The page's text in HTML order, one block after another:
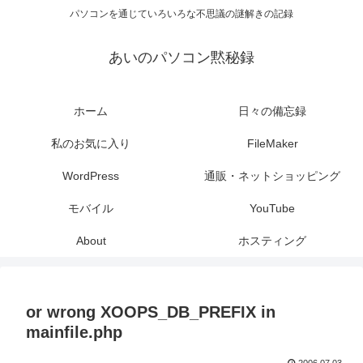
パソコンを通じていろいろな不思議の謎解きの記録
あいのパソコン黙秘録
ホーム 日々の備忘録
私のお気に入り FileMaker
WordPress 通販・ネットショッピング
モバイル YouTube
About ホスティング
or wrong XOOPS_DB_PREFIX in
mainfile.php